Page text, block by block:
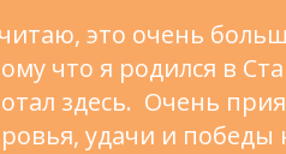
это очень
что я родился в
здесь. Очень
удачи и победы